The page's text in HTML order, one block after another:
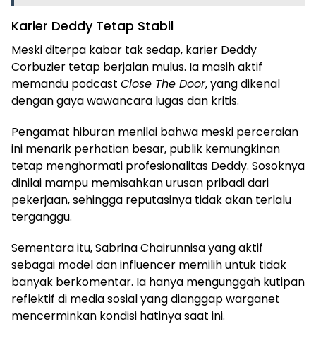
Karier Deddy Tetap Stabil
Meski diterpa kabar tak sedap, karier Deddy
Corbuzier tetap berjalan mulus. Ia masih aktif
memandu podcast Close The Door, yang dikenal
dengan gaya wawancara lugas dan kritis.
Pengamat hiburan menilai bahwa meski perceraian
ini menarik perhatian besar, publik kemungkinan
tetap menghormati profesionalitas Deddy. Sosoknya
dinilai mampu memisahkan urusan pribadi dari
pekerjaan, sehingga reputasinya tidak akan terlalu
terganggu.
Sementara itu, Sabrina Chairunnisa yang aktif
sebagai model dan influencer memilih untuk tidak
banyak berkomentar. Ia hanya mengunggah kutipan
reflektif di media sosial yang dianggap warganet
mencerminkan kondisi hatinya saat ini.